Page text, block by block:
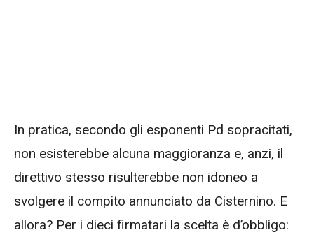
In pratica, secondo gli esponenti Pd sopracitati,
non esisterebbe alcuna maggioranza e, anzi, il
direttivo stesso risulterebbe non idoneo a
svolgere il compito annunciato da Cisternino. E
allora? Per i dieci firmatari la scelta è d’obbligo: